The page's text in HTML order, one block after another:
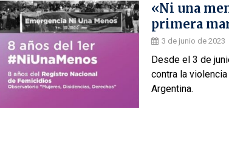
«Ni una
primera
3 de junio de 2023
Desde el 3 de
contra la
Argentina.